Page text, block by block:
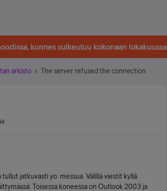
kunnes sulkeutuu kokonaan lokakuussa
arkisto The server refused the connection
jatkuvasti yo. messua. Välillä viestit kyllä
Toisessa koneessa on Outlook 2003 ja